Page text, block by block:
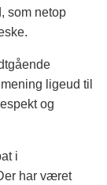
som netop
ligeud til
og
i
har været